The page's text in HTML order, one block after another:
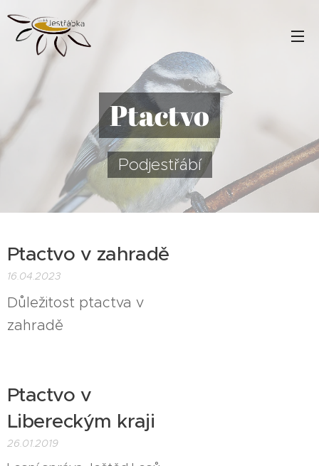
Ptactvo
Podjestřábí
Ptactvo v zahradě
16.04.2023
Důležitost ptactva v
zahradě
Ptactvo v
Libereckým kraji
26.01.2019